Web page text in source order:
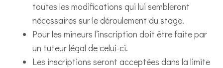
toutes les modifications qui lui sembleront
nécessaires sur le déroulement du stage.
Pour les mineurs l’inscription doit être faite par
un tuteur légal de celui-ci.
Les inscriptions seront acceptées dans la limite